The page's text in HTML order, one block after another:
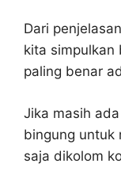
Dari
kita simpulkan
paling benar
Jika masih
bingung untuk
saja dikolom